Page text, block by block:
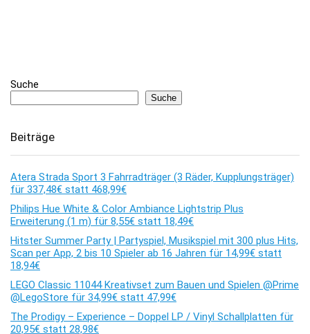
Suche
Suche
Beiträge
Atera Strada Sport 3 Fahrradträger (3 Räder, Kupplungsträger)
für 337,48€ statt 468,99€
Philips Hue White & Color Ambiance Lightstrip Plus
Erweiterung (1 m) für 8,55€ statt 18,49€
Hitster Summer Party | Partyspiel, Musikspiel mit 300 plus Hits,
Scan per App, 2 bis 10 Spieler ab 16 Jahren für 14,99€ statt
18,94€
LEGO Classic 11044 Kreativset zum Bauen und Spielen @Prime
@LegoStore für 34,99€ statt 47,99€
The Prodigy – Experience – Doppel LP / Vinyl Schallplatten für
20,95€ statt 28,98€